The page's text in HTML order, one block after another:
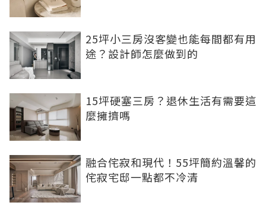
25坪小三房沒客變也能每間都有用
途？設計師怎麼做到的
15坪硬塞三房？退休生活有需要這
麼擁擠嗎
融合侘寂和現代！55坪簡約溫馨的
侘寂宅邸一點都不冷清